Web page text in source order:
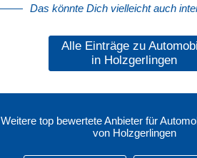
Das könnte Dich vielleicht auch
Alle Einträge zu
in Holzgerlingen
Weitere top bewertete Anbieter für
von Holzgerlingen